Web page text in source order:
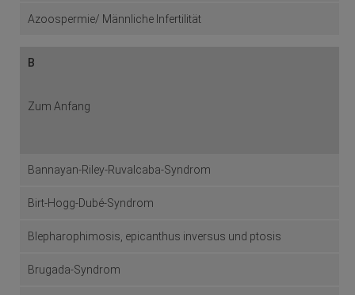
Azoospermie/ Männliche Infertilität
B
Zum Anfang
Bannayan-Riley-Ruvalcaba-Syndrom
Birt-Hogg-Dubé-Syndrom
Blepharophimosis, epicanthus inversus und ptosis
Brugada-Syndrom